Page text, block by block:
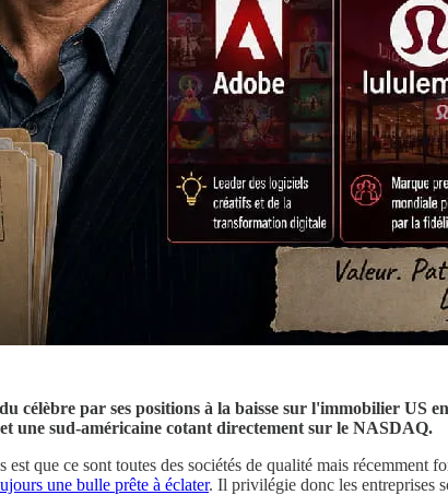
célèbre par ses positions à la baisse sur l'immobilier US
une sud-américaine cotant directement sur le NASDAQ.
que ce sont toutes des sociétés de qualité mais
une bulle prête à éclater. Il privilégie donc les entreprises